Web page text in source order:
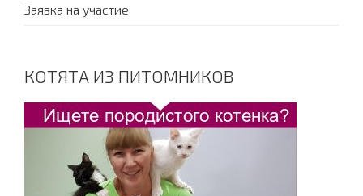
Заявка на участие
КОТЯТА ИЗ ПИТОМНИКОВ